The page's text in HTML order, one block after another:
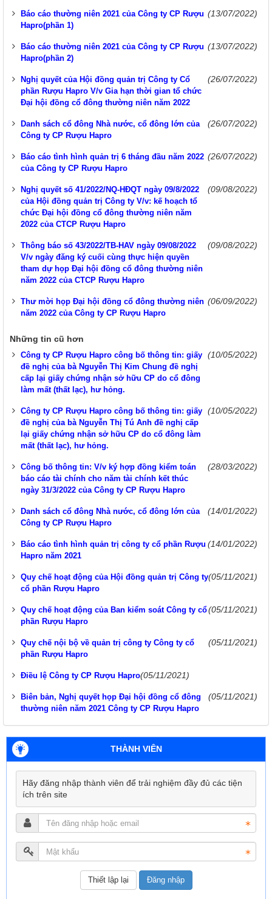
Báo cáo thường niên 2021 của Công ty CP Rượu
Hapro(phần 1)
(13/07/2022)
Báo cáo thường niên 2021 của Công ty CP Rượu
Hapro(phần 2)
(13/07/2022)
Nghị quyết của Hội đồng quản trị Công ty Cổ
phần Rượu Hapro V/v Gia hạn thời gian tổ chức
Đại hội đồng cổ đông thường niên năm 2022
(26/07/2022)
Danh sách cổ đông Nhà nước, cổ đông lớn của
Công ty CP Rượu Hapro
(26/07/2022)
Báo cáo tình hình quản trị 6 tháng đầu năm 2022
của Công ty CP Rượu Hapro
(26/07/2022)
Nghị quyết số 41/2022/NQ-HĐQT ngày 09/8/2022
của Hội đồng quản trị Công ty V/v: kế hoạch tổ
chức Đại hội đồng cổ đông thường niên năm
2022 của CTCP Rượu Hapro
(09/08/2022)
Thông báo số 43/2022/TB-HAV ngày 09/08/2022
V/v ngày đăng ký cuối cùng thực hiện quyền
tham dự họp Đại hội đồng cổ đông thường niên
năm 2022 của CTCP Rượu Hapro
(09/08/2022)
Thư mời họp Đại hội đồng cổ đông thường niên
năm 2022 của Công ty CP Rượu Hapro
(06/09/2022)
Những tin cũ hơn
Công ty CP Rượu Hapro công bố thông tin: giấy
đề nghị của bà Nguyễn Thị Kim Chung đề nghị
cấp lại giấy chứng nhận sở hữu CP do cổ đông
làm mất (thất lạc), hư hỏng.
(10/05/2022)
Công ty CP Rượu Hapro công bố thông tin: giấy
đề nghị của bà Nguyễn Thị Tú Anh đề nghị cấp
lại giấy chứng nhận sở hữu CP do cổ đông làm
mất (thất lạc), hư hỏng.
(10/05/2022)
Công bố thông tin: V/v ký hợp đồng kiểm toán
báo cáo tài chính cho năm tài chính kết thúc
ngày 31/3/2022 của Công ty CP Rượu Hapro
(28/03/2022)
Danh sách cổ đông Nhà nước, cổ đông lớn của
Công ty CP Rượu Hapro
(14/01/2022)
Báo cáo tình hình quản trị công ty cổ phần Rượu
Hapro năm 2021
(14/01/2022)
Quy chế hoạt động của Hội đồng quản trị Công ty
cổ phần Rượu Hapro
(05/11/2021)
Quy chế hoạt động của Ban kiểm soát Công ty cổ
phần Rượu Hapro
(05/11/2021)
Quy chế nội bộ về quản trị công ty Công ty cổ
phần Rượu Hapro
(05/11/2021)
Điều lệ Công ty CP Rượu Hapro(05/11/2021)
Biên bản, Nghị quyết họp Đại hội đồng cổ đông
thường niên năm 2021 Công ty CP Rượu Hapro
(05/11/2021)
THÀNH VIÊN
Hãy đăng nhập thành viên để trải nghiệm đầy đủ các tiện
ích trên site
Đăng nhập